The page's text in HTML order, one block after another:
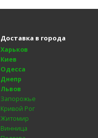
Доставка в города
Харьков
Киев
Одесса
Днепр
Львов
Запорожье
Кривой Рог
Житомир
Винница